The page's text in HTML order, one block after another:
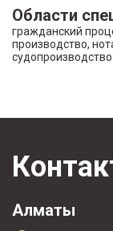
Области
гражданский
производство,
судопроизводство
Алматы